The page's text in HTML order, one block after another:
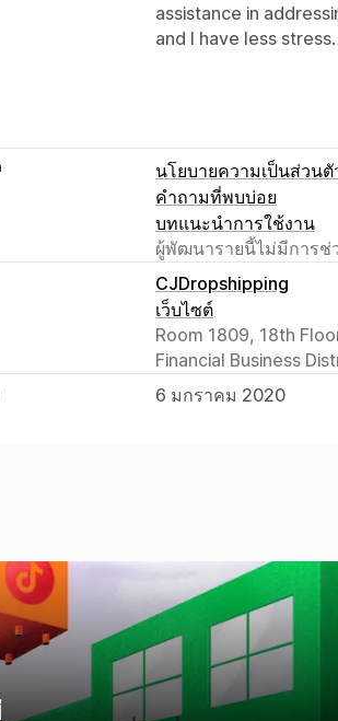
assistance in
and I have less
นโยบายความเป็นส่วนตั
คำถามที่พบบ่อย
บทแนะนำการใช้งาน
ผู้พัฒนารายนี้ไม่มีการช่
CJDropshipping
เว็บไซต์
Room 1809, 18th
Financial Business
6 มกราคม 2020